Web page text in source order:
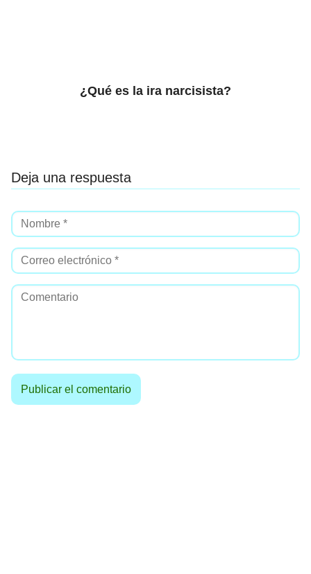
¿Qué es la ira narcisista?
Deja una respuesta